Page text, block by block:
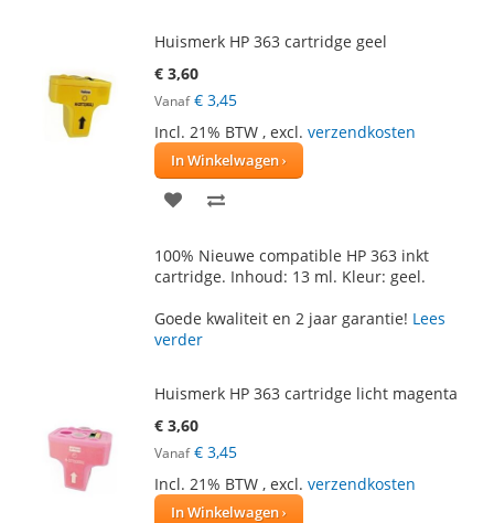
Huismerk HP 363 cartridge geel
€ 3,60
Vanaf € 3,45
Incl. 21% BTW , excl. verzendkosten
In Winkelwagen
VOEG
AAN
VERLANGLIJST
TE
VERGELIJKEN
100% Nieuwe compatible HP 363 inkt
cartridge. Inhoud: 13 ml. Kleur: geel.
Goede kwaliteit en 2 jaar garantie! Lees
verder
Huismerk HP 363 cartridge licht magenta
€ 3,60
Vanaf € 3,45
Incl. 21% BTW , excl. verzendkosten
In Winkelwagen